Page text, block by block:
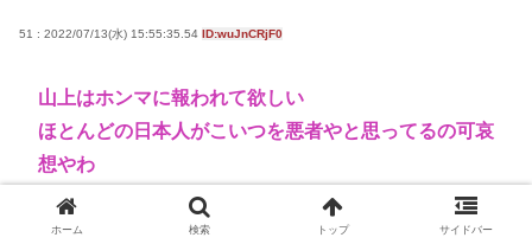
51 : 2022/07/13(水) 15:55:35.54 ID:wuJnCRjF0
山上はホンマに報われて欲しい
ほとんどの日本人がこいつを悪者やと思ってるの可哀
想やわ
ホーム 検索 トップ サイドバー